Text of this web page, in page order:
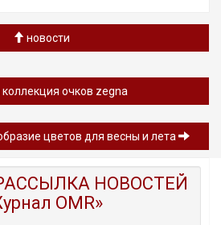
новости
очков zegna
цветов для весны и лета
НОВОСТЕЙ
OMR»